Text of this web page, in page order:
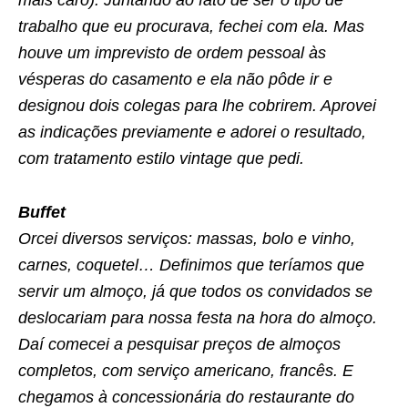
trabalho que eu procurava, fechei com ela. Mas
houve um imprevisto de ordem pessoal às
vésperas do casamento e ela não pôde ir e
designou dois colegas para lhe cobrirem. Aprovei
as indicações previamente e adorei o resultado,
com tratamento estilo vintage que pedi.
Buffet
Orcei diversos serviços: massas, bolo e vinho,
carnes, coquetel… Definimos que teríamos que
servir um almoço, já que todos os convidados se
deslocariam para nossa festa na hora do almoço.
Daí comecei a pesquisar preços de almoços
completos, com serviço americano, francês. E
chegamos à concessionária do restaurante do